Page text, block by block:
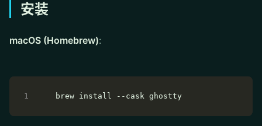
安装
macOS (Homebrew):